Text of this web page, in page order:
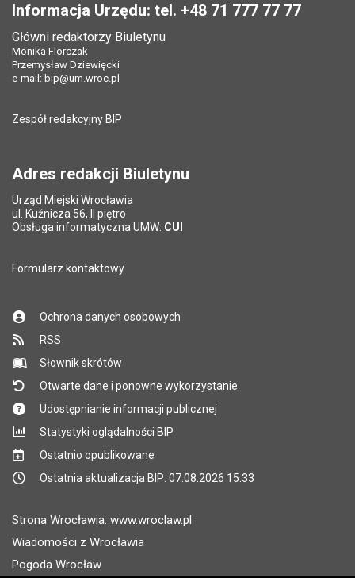
Informacja Urzędu: tel. +48 71 777 77 77
Główni redaktorzy Biuletynu
Monika Florczak
Przemysław Dziewięcki
e-mail: bip@um.wroc.pl
Zespół redakcyjny BIP
Adres redakcji Biuletynu
Urząd Miejski Wrocławia
ul. Kuźnicza 56, II piętro
Obsługa informatyczna UMW: CUI
Formularz kontaktowy
Ochrona danych osobowych
RSS
Słownik skrótów
Otwarte dane i ponowne wykorzystanie
Udostępnianie informacji publicznej
Statystyki oglądalności BIP
Ostatnio opublikowane
Ostatnia aktualizacja BIP: 07.08.2026 15:33
Strona Wrocławia: www.wroclaw.pl
Wiadomości z Wrocławia
Pogoda Wrocław